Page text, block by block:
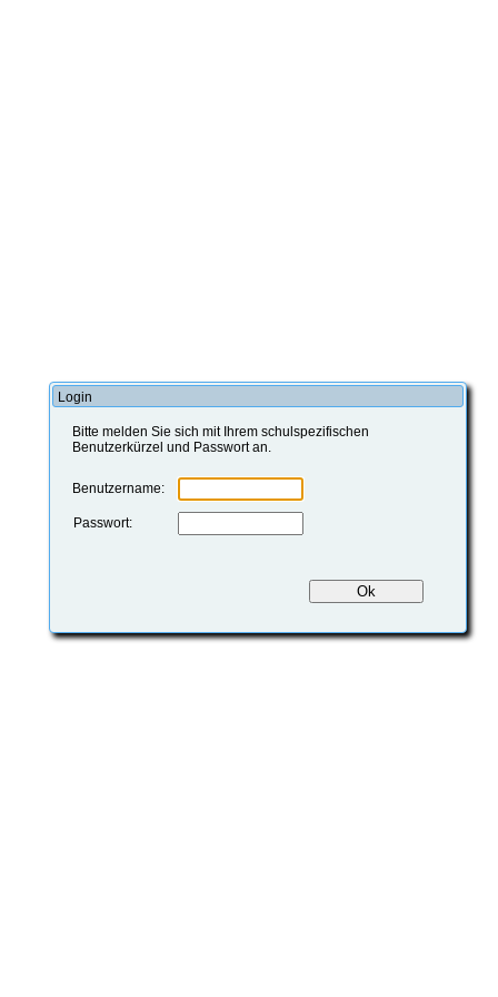
Login
Bitte melden Sie sich mit Ihrem schulspezifischen
Benutzerkürzel und Passwort an.
Benutzername:
Passwort: